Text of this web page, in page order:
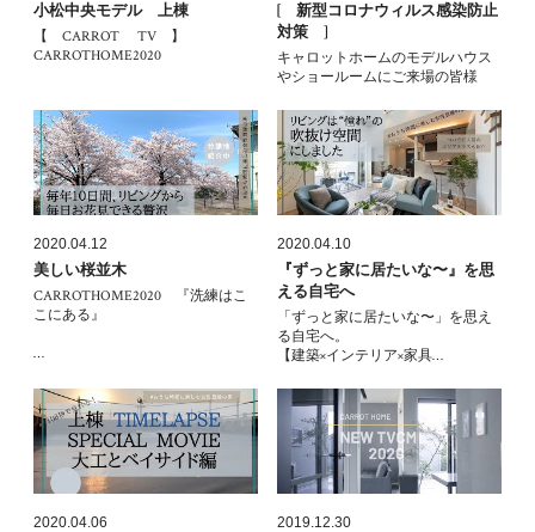
小松中央モデル 上棟
【 CARROT TV 】
CARROTHOME2020
[ 新型コロナウィルス感染防止
対策 ]
キャロットホームのモデルハウス
やショールームにご来場の皆様
2020.04.12
美しい桜並木
CARROTHOME2020 『洗練はこ
こにある』
…
2020.04.10
『ずっと家に居たいな〜』を思
える自宅へ
「ずっと家に居たいな〜」を思え
る自宅へ。
【建築×インテリア×家具…
2020.04.06 2019.12.30